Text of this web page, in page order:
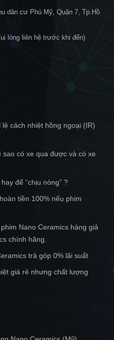
dân cư Phú Mỹ, Quận 7, Tp.Hồ
lòng liên hệ trước khi đến)
cách nhiệt hồng ngoại (IR)
có xe qua được và có xe
để “chịu nóng” ?
tiền 100% nếu phim
Nano Ceramics hàng giả
chính hãng.
trả góp 0% lãi suất
giá rẻ nhưng chất lượng